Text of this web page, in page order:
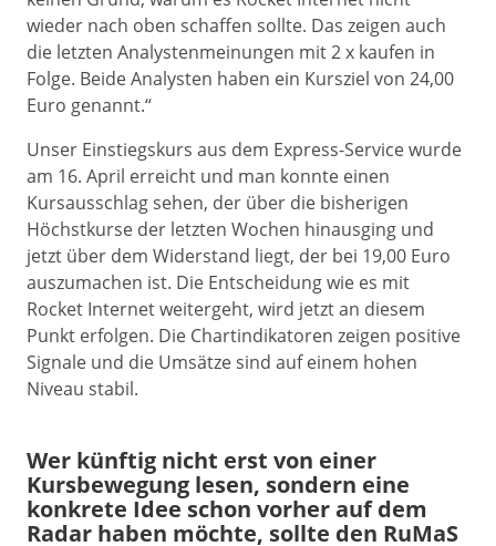
wieder nach oben schaffen sollte. Das zeigen auch
die letzten Analystenmeinungen mit 2 x kaufen in
Folge. Beide Analysten haben ein Kursziel von 24,00
Euro genannt.“
Unser Einstiegskurs aus dem Express-Service wurde
am 16. April erreicht und man konnte einen
Kursausschlag sehen, der über die bisherigen
Höchstkurse der letzten Wochen hinausging und
jetzt über dem Widerstand liegt, der bei 19,00 Euro
auszumachen ist. Die Entscheidung wie es mit
Rocket Internet weitergeht, wird jetzt an diesem
Punkt erfolgen. Die Chartindikatoren zeigen positive
Signale und die Umsätze sind auf einem hohen
Niveau stabil.
Wer künftig nicht erst von einer
Kursbewegung lesen, sondern eine
konkrete Idee schon vorher auf dem
Radar haben möchte, sollte den RuMaS